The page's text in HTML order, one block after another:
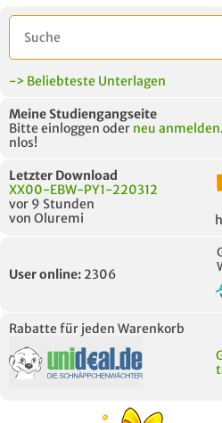
-> Beliebteste Unterlagen
Meine Studiengangseite
Bitte einloggen oder neu anmelden
nlos!
Letzter Download
XX00-EBW-PY1-220312
vor 9 Stunden
von Oluremi
User online: 2306
Rabatte für jeden Warenkorb